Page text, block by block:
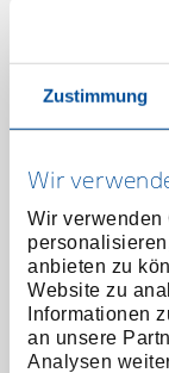
Zustimmung
Wir
Wir verwenden
anbieten zu
Website zu
Informationen
an unsere
Analysen